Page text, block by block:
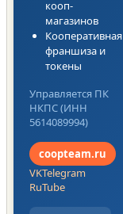
кооп-
магазинов
Кооперативная
франшиза и
токены
Управляется ПК
НКПС (ИНН
5614089994)
coopteam.ru
VKTelegram
RuTube